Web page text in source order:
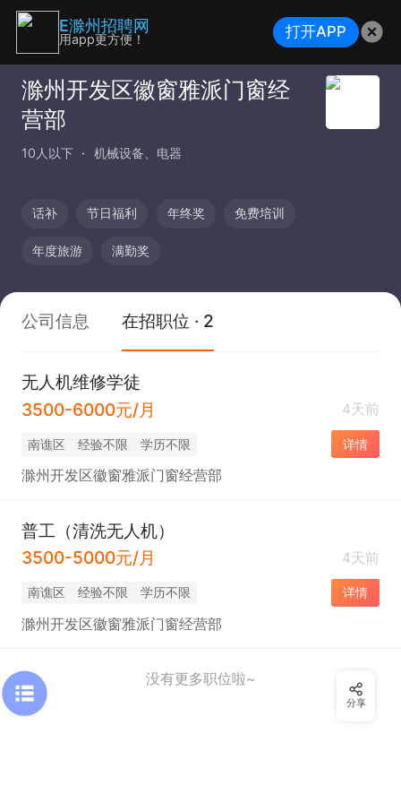
滁州开发区徽窗雅派门窗经
营部
10人以下 机械设备、电器
话补 节日福利 年终奖 免费培训
年度旅游 满勤奖
公司信息 在招职位 · 2
无人机维修学徒
3500-6000元/月
4天前
南谯区 经验不限 学历不限 详情
滁州开发区徽窗雅派门窗经营部
普工（清洗无人机）
3500-5000元/月
4天前
南谯区 经验不限 学历不限 详情
滁州开发区徽窗雅派门窗经营部
没有更多职位啦~
分享
E滁州招聘网
用app更方便！ 打开APP